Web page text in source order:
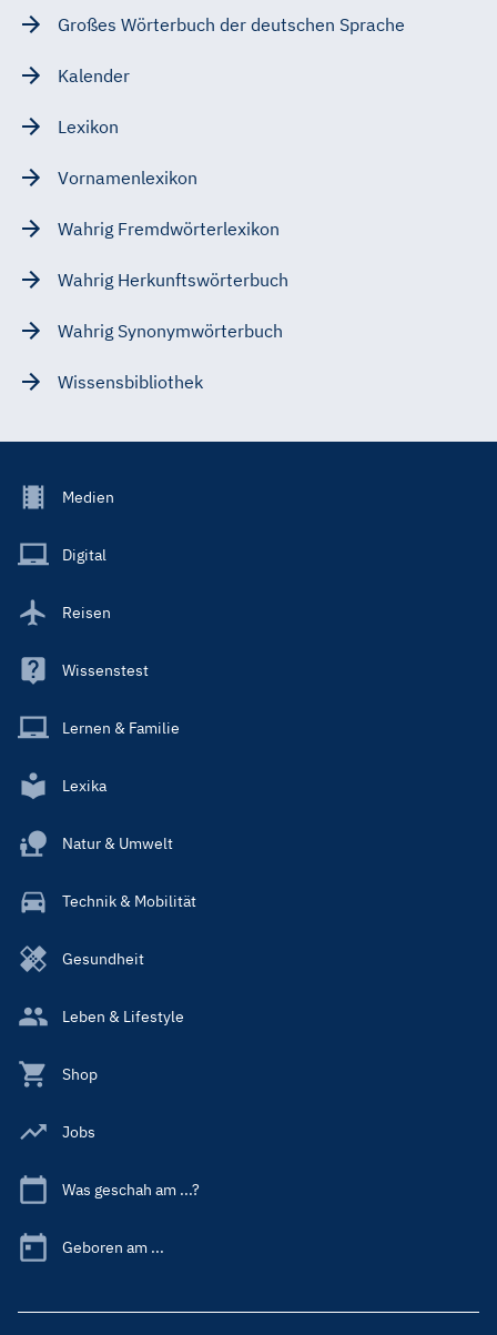
Großes Wörterbuch der deutschen Sprache
Kalender
Lexikon
Vornamenlexikon
Wahrig Fremdwörterlexikon
Wahrig Herkunftswörterbuch
Wahrig Synonymwörterbuch
Wissensbibliothek
Footer
Main
Medien
Digital
Reisen
Wissenstest
Lernen & Familie
Lexika
Natur & Umwelt
Technik & Mobilität
Gesundheit
Leben & Lifestyle
Shop
Jobs
Was geschah am ...?
Geboren am ...